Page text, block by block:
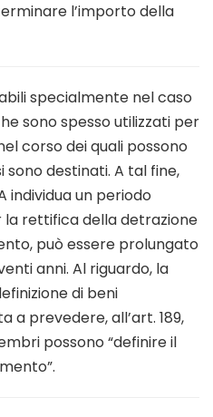
l’importo della
specialmente nel caso
sono spesso utilizzati per
corso dei quali possono
sono destinati. A tal fine,
individua un periodo
la rettifica della detrazione
può essere prolungato
anni. Al riguardo, la
di beni
a prevedere, all’art. 189,
possono “definire il